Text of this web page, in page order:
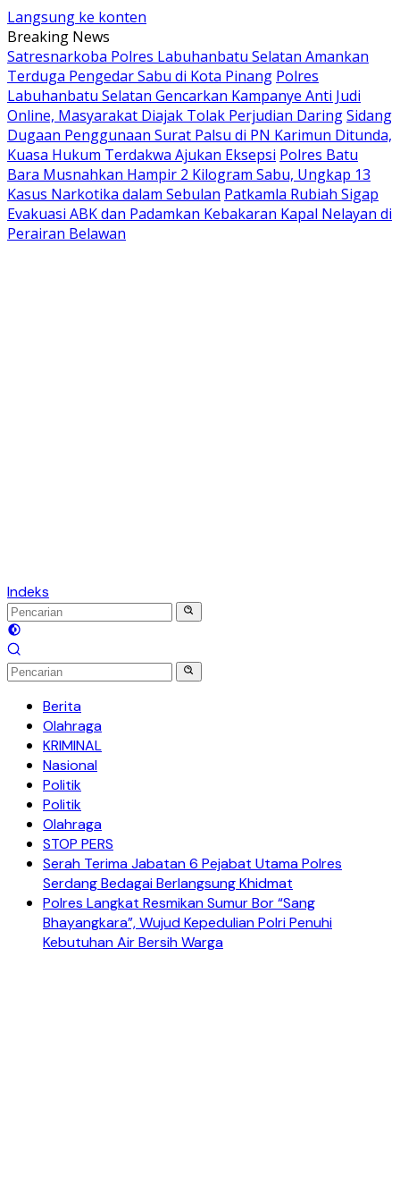
Langsung ke konten
Breaking News
Satresnarkoba Polres Labuhanbatu Selatan Amankan
Terduga Pengedar Sabu di Kota Pinang Polres
Labuhanbatu Selatan Gencarkan Kampanye Anti Judi
Online, Masyarakat Diajak Tolak Perjudian DaringSidang
Dugaan Penggunaan Surat Palsu di PN Karimun Ditunda,
Kuasa Hukum Terdakwa Ajukan Eksepsi Polres Batu
Bara Musnahkan Hampir 2 Kilogram Sabu, Ungkap 13
Kasus Narkotika dalam Sebulan Patkamla Rubiah Sigap
Evakuasi ABK dan Padamkan Kebakaran Kapal Nelayan di
Perairan Belawan
Indeks
Berita
Olahraga
KRIMINAL
Nasional
Politik
Politik
Olahraga
STOP PERS
Serah Terima Jabatan 6 Pejabat Utama Polres
Serdang Bedagai Berlangsung Khidmat
Polres Langkat Resmikan Sumur Bor “Sang
Bhayangkara”, Wujud Kepedulian Polri Penuhi
Kebutuhan Air Bersih Warga